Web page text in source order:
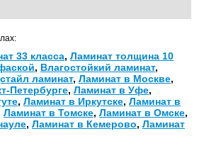
33 класса, Ламинат толщина 10
, Влагостойкий ламинат,
ламинат, Ламинат в Москве,
Петербурге, Ламинат в Уфе,
, Ламинат в Иркутске, Ламинат в
Ламинат в Томске, Ламинат в Омске,
, Ламинат в Кемерово, Ламинат